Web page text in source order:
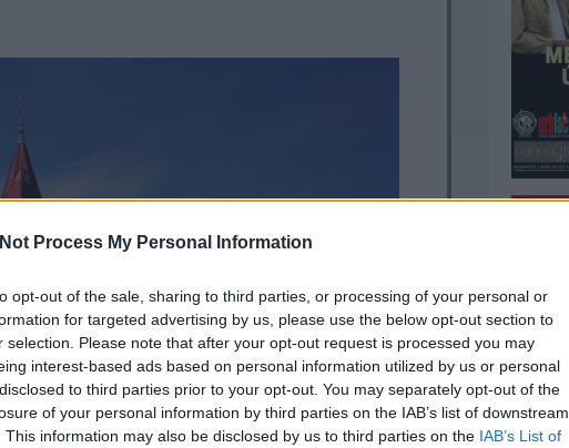
Process My Personal Information
opt-out of the sale, sharing to third parties, or processing of your personal or
for targeted advertising by us, please use the below opt-out section to
selection. Please note that after your opt-out request is processed you may
interest-based ads based on personal information utilized by us or personal
to third parties prior to your opt-out. You may separately opt-out of the
of your personal information by third parties on the IAB’s list of downstream
This information may also be disclosed by us to third parties on the IAB’s List of